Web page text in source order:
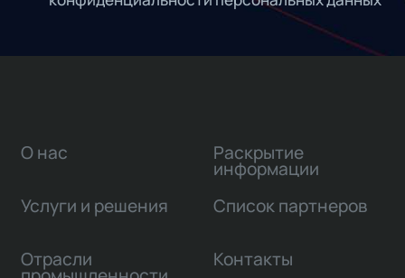
О нас
Услуги и решения
Отрасли
Раскрытие
информации
Список партнеров
Контакты